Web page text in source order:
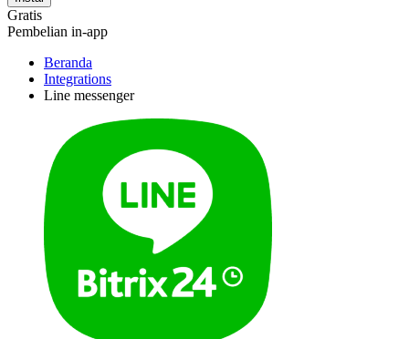
Gratis
Pembelian in-app
Beranda
Integrations
Line messenger